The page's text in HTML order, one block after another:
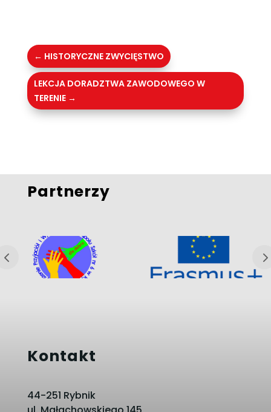
← HISTORYCZNE ZWYCIĘSTWO
LEKCJA DORADZTWA ZAWODOWEGO W
TERENIE→
Partnerzy
Kontakt
44-251 Rybnik